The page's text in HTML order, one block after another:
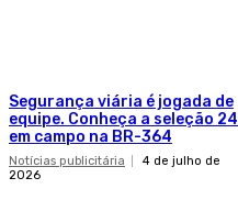
Segurança viária é jogada de
equipe. Conheça a seleção
em campo na BR-364
Notícias publicitária
4 de julho de
2026